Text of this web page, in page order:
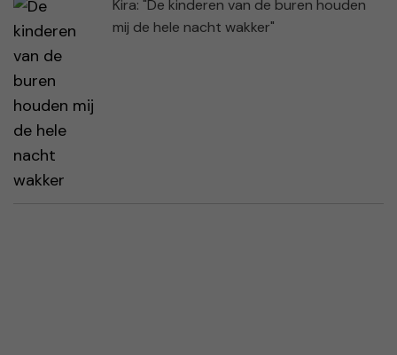
Kira: "De kinderen van de buren houden
mij de hele nacht wakker"